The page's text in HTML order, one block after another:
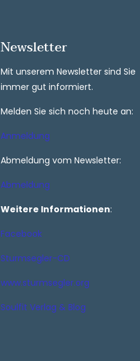
Newsletter
Mit unserem Newsletter sind Sie
immer gut informiert.
Melden Sie sich noch heute an:
Anmeldung
Abmeldung vom Newsletter:
Abmeldung
Weitere Informationen:
Facebook
Sturmsegler-CD
www.sturmsegler.org
Soulfit Verlag & Blog